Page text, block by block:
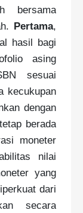
bersama
Pertama,
hasil bagi
asing
sesuai
kecukupan
dengan
berada
moneter
nilai
yang
dari
secara